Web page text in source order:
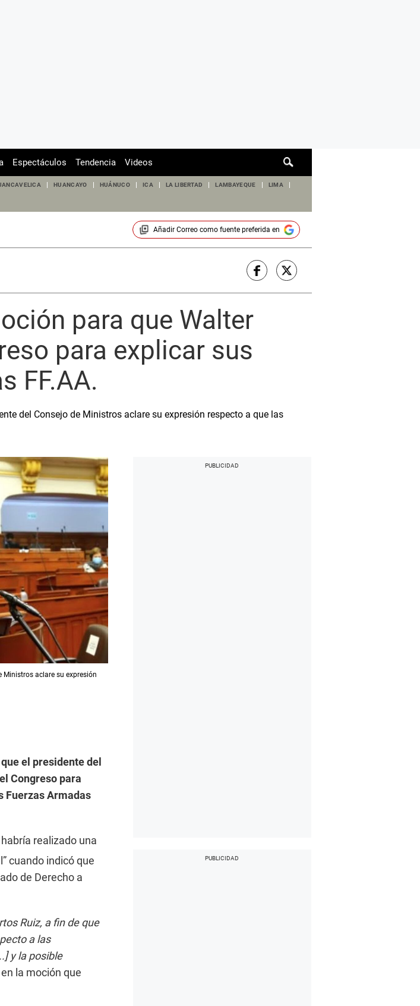
de
Espectáculos Tendencia Videos
HUANCAYO HUÁNUCO ICA LA LIBERTAD LAMBAYEQUE LIMA
Añadir Correocomo fuente preferida en
para que Walter
para explicar sus
FF.AA.
del Consejo de Ministros aclare su expresión respecto a que las
Ministros aclare su expresión
el presidente del
Congreso para
Fuerzas Armadas
realizado una
cuando indicó que
de Derecho a
Ruiz, a fin de que
a las
y la posible
en la moción que